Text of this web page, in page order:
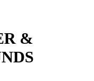
&